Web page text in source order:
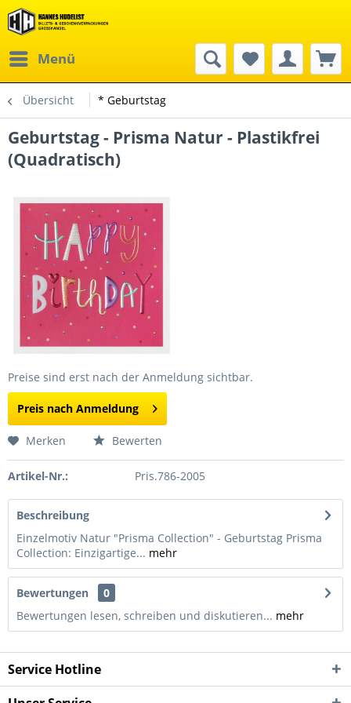
Menü
Übersicht * Geburtstag
Geburtstag - Prisma Natur - Plastikfrei
(Quadratisch)
Preise sind erst nach der Anmeldung sichtbar.
Preis nach Anmeldung
Merken Bewerten
Artikel-Nr.: Pris.786-2005
Beschreibung
Einzelmotiv Natur "Prisma Collection" - Geburtstag Prisma
Collection: Einzigartige... mehr
Bewertungen
0
Bewertungen lesen, schreiben und diskutieren... mehr
Service Hotline